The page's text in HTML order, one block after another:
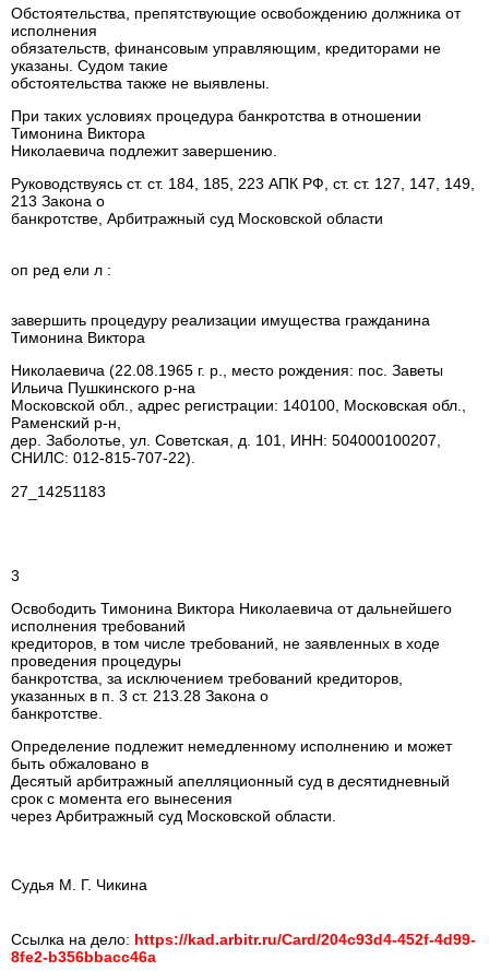
Обстоятельства, препятствующие освобождению должника от
исполнения
обязательств, финансовым управляющим, кредиторами не
указаны. Судом такие
обстоятельства также не выявлены.
При таких условиях процедура банкротства в отношении
Тимонина Виктора
Николаевича подлежит завершению.
Руководствуясь ст. ст. 184, 185, 223 АПК РФ, ст. ст. 127, 147, 149,
213 Закона о
банкротстве, Арбитражный суд Московской области
оп ред ели л :
завершить процедуру реализации имущества гражданина
Тимонина Виктора
Николаевича (22.08.1965 г. р., место рождения: пос. Заветы
Ильича Пушкинского р-на
Московской обл., адрес регистрации: 140100, Московская обл.,
Раменский р-н,
дер. Заболотье, ул. Советская, д. 101, ИНН: 504000100207,
СНИЛС: 012-815-707-22).
27_14251183
3
Освободить Тимонина Виктора Николаевича от дальнейшего
исполнения требований
кредиторов, в том числе требований, не заявленных в ходе
проведения процедуры
банкротства, за исключением требований кредиторов,
указанных в п. 3 ст. 213.28 Закона о
банкротстве.
Определение подлежит немедленному исполнению и может
быть обжаловано в
Десятый арбитражный апелляционный суд в десятидневный
срок с момента его вынесения
через Арбитражный суд Московской области.
Судья М. Г. Чикина
Ссылка на дело: https://kad.arbitr.ru/Card/204c93d4-452f-4d99-
8fe2-b356bbacc46a